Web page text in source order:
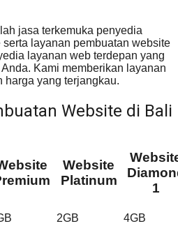
jasa terkemuka penyedia
layanan pembuatan website
layanan web terdepan yang
Kami memberikan layanan
harga yang terjangkau.
Website di Bali
Website
Platinum
1
2GB 4GB